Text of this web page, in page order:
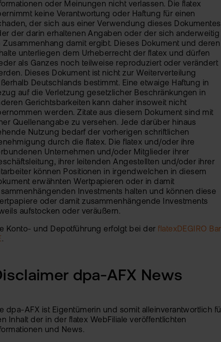
oder Meinungen nicht verlassen. Die flatex
keine Verantwortung oder Haftung für einen
der sich aus einer Verwendung dieses Dokumentes
der darin erhaltenen Angaben oder der sich anderweitig
Zusammenhang damit ergibt. Dieses Dokument und deren
unterliegen dem Urheberrecht der flatex und dürfen
als Ganzes noch teilweise reproduziert oder verändert
Dieses Dokument ist nicht zur Weiterverteilung
Deutschlands bestimmt. Eine etwaige Haftung in
auf die Verletzung gesetzlicher Beschränkungen in
Gerichtsbarkeiten kann daher insoweit nicht
werden. Zitate aus diesem Dokument sind mit
Quellenangabe zu versehen. Jede darüber hinaus
Nutzung bedarf der vorherigen schriftlichen
durch die flatex. Die flatex und/oder ihre
Unternehmen und/oder Mitglieder ihrer
ihrer leitenden Angestellten und/oder ihrer
können Positionen in irgendwelchen in diesem
erwähnten Wertpapieren oder in damit
Investments halten und können diese
oder damit zusammenhängende Investments
aufstocken oder veräußern.
Konto- und Depotführung erfolgt bei der flatexDEGIRO
.
dpa-AFX News
dpa-AFX ist Eigentümerin und somit alleinverantwortlich
Inhalt der in der flatex WebFiliale veröffentlichten
und News.